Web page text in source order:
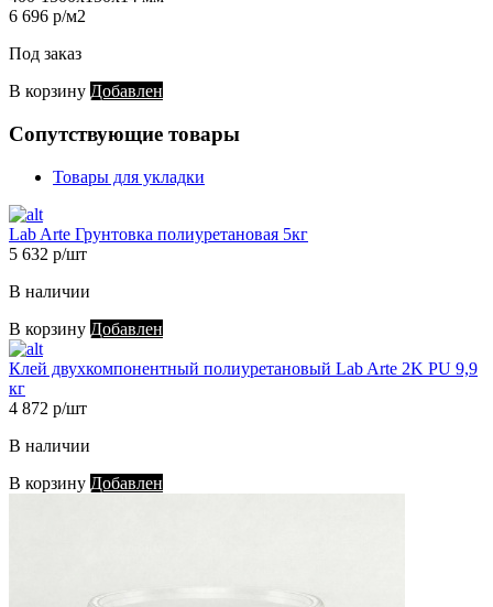
6 696 р/м2
Под заказ
В корзину Добавлен
Сопутствующие товары
Товары для укладки
Lab Arte Грунтовка полиуретановая 5кг
5 632 р/шт
В наличии
В корзину Добавлен
Клей двухкомпонентный полиуретановый Lab Arte 2K PU 9,9
кг
4 872 р/шт
В наличии
В корзину Добавлен